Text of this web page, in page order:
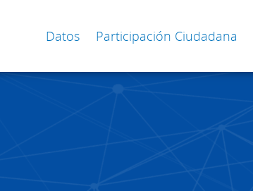
Datos Participación Ciudadana